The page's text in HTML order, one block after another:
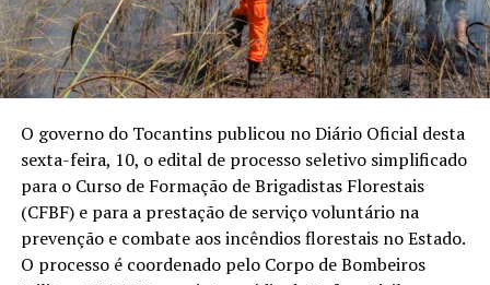
O governo do Tocantins publicou no Diário Oficial desta
sexta-feira, 10, o edital de processo seletivo simplificado
para o Curso de Formação de Brigadistas Florestais
(CFBF) e para a prestação de serviço voluntário na
prevenção e combate aos incêndios florestais no Estado.
O processo é coordenado pelo Corpo de Bombeiros